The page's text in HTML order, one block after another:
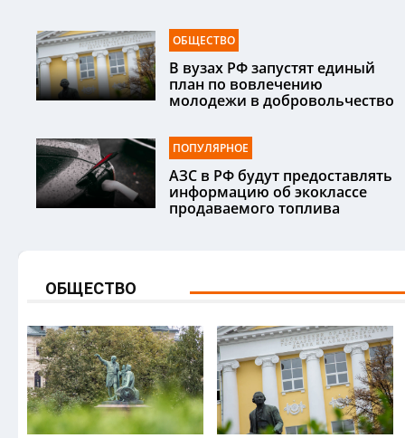
ОБЩЕСТВО
В вузах РФ запустят единый
план по вовлечению
молодежи в добровольчество
ПОПУЛЯРНОЕ
АЗС в РФ будут предоставлять
информацию об экоклассе
продаваемого топлива
ОБЩЕСТВО